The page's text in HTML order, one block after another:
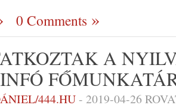
0 Comments
A
444.HU- 2019-04-26